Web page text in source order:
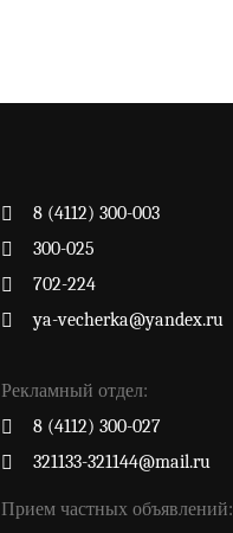
8 (4112) 300-003
300-025
702-224
ya-vecherka@yandex.ru
Рекламный отдел:
8 (4112) 300-027
321133-321144@mail.ru
Прием частных объявлений: